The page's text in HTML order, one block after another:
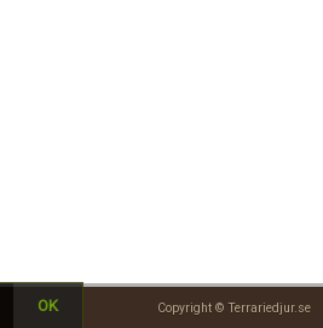
Copyright © Terrariedjur.se
OK